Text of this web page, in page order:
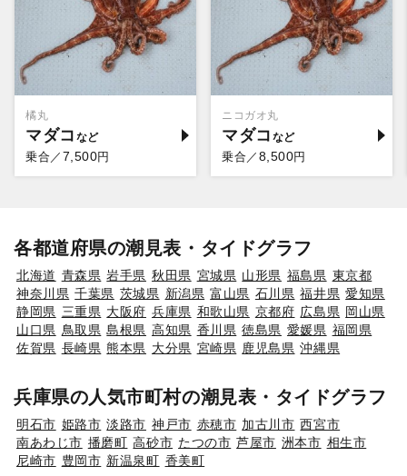
橘丸
マダコ
乗合／ 7,500円
ニコガオ丸
マダコ
乗合／ 8,500円
各都道府県の潮見表・タイドグラフ
北海道 青森県 岩手県 秋田県 宮城県 山形県 福島県 東京都
神奈川県 千葉県 茨城県 新潟県 富山県 石川県 福井県 愛知県
静岡県 三重県 大阪府 兵庫県 和歌山県 京都府 広島県 岡山県
山口県 鳥取県 島根県 高知県 香川県 徳島県 愛媛県 福岡県
佐賀県 長崎県 熊本県 大分県 宮崎県 鹿児島県 沖縄県
兵庫県の人気市町村の潮見表・タイドグラフ
明石市 姫路市 淡路市 神戸市 赤穂市 加古川市 西宮市
南あわじ市 播磨町 高砂市 たつの市 芦屋市 洲本市 相生市
尼崎市 豊岡市 新温泉町 香美町